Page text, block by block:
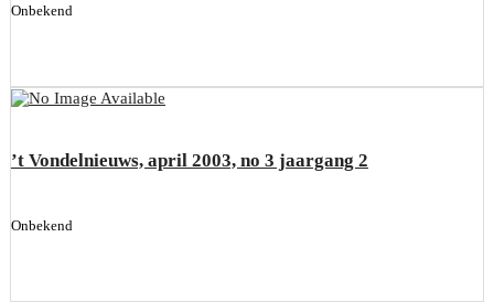
Onbekend
’t Vondelnieuws, april 2003, no 3 jaargang 2
Onbekend